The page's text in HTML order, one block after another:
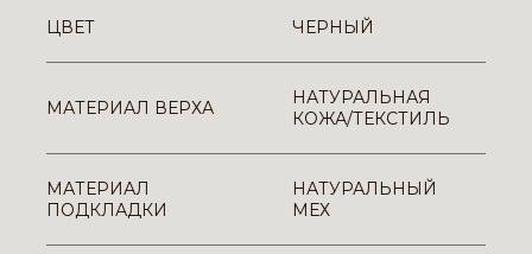
ЦВЕТ ЧЕРНЫЙ
МАТЕРИАЛ ВЕРХА
НАТУРАЛЬНАЯ
КОЖА/ТЕКСТИЛЬ
МАТЕРИАЛ
ПОДКЛАДКИ
НАТУРАЛЬНЫЙ
МЕХ